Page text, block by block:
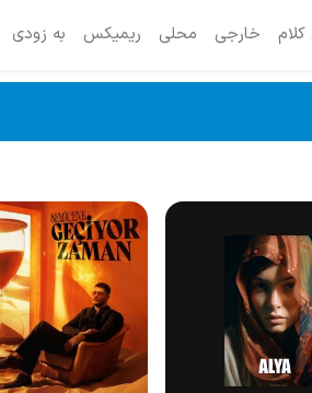
خارجی محلی ریمیکس به زودی